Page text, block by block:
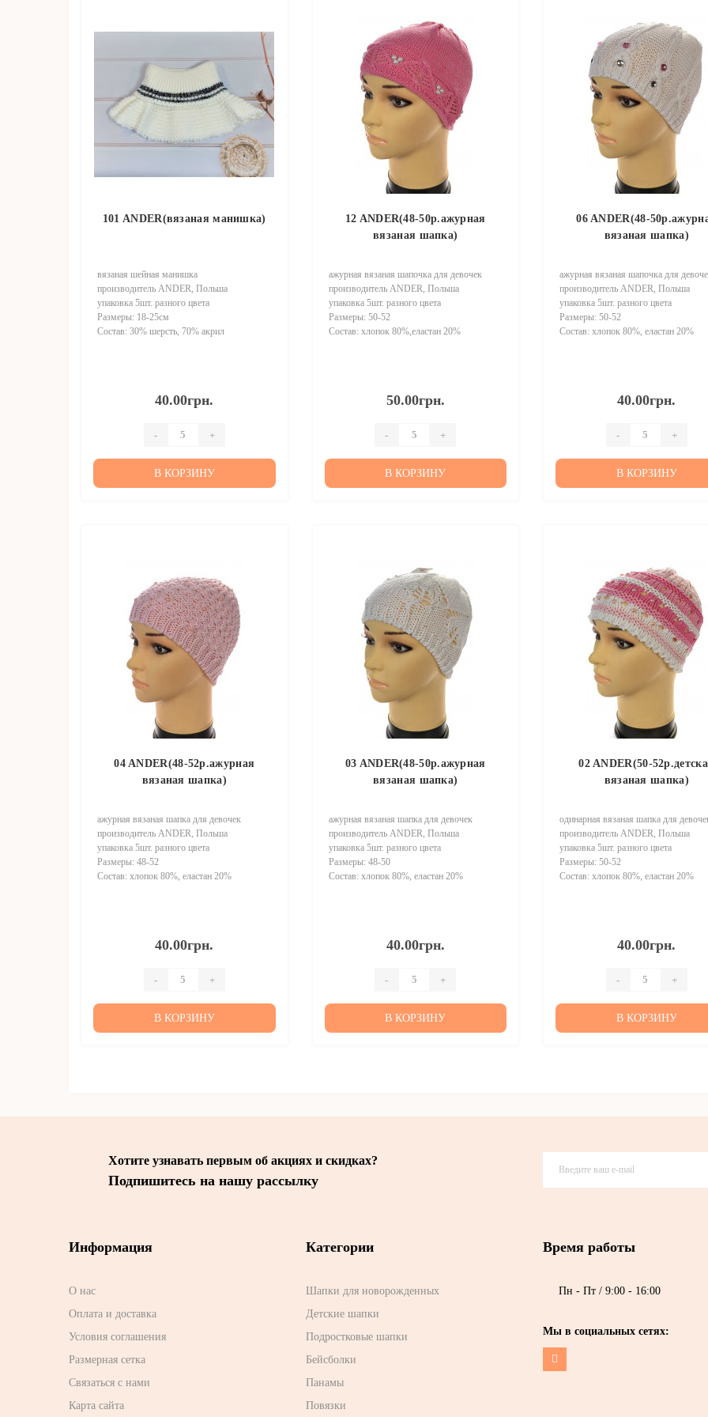
101 ANDER(вязаная манишка)
вязаная шейная манишка
производитель ANDER, Польша
упаковка 5шт. разного цвета
Размеры: 18-25см
Состав: 30% шерсть, 70% акрил
40.00грн.
- +
В КОРЗИНУ
12 ANDER(48-50р.ажурная
вязаная шапка)
ажурная вязаная шапочка для девочек
производитель ANDER, Польша
упаковка 5шт. разного цвета
Размеры: 50-52
Состав: хлопок 80%,еластан 20%
50.00грн.
- +
В КОРЗИНУ
06 ANDER(48-
вязаная шапка)
ажурная вязаная шапочка для
производитель ANDER, Польша
упаковка 5шт. разного цвета
Размеры: 50-52
Состав: хлопок 80%, еластан 20%
40.00грн.
- +
В КОРЗИНУ
04 ANDER(48-52р.ажурная
вязаная шапка)
ажурная вязаная шапка для девочек
производитель ANDER, Польша
упаковка 5шт. разного цвета
Размеры: 48-52
Состав: хлопок 80%, еластан 20%
40.00грн.
- +
В КОРЗИНУ
03 ANDER(48-50р.ажурная
вязаная шапка)
ажурная вязаная шапка для девочек
производитель ANDER, Польша
упаковка 5шт. разного цвета
Размеры: 48-50
Состав: хлопок 80%, еластан 20%
40.00грн.
- +
В КОРЗИНУ
02 ANDER(50-
вязаная шапка)
одинарная вязаная шапка для
производитель ANDER, Польша
упаковка 5шт. разного цвета
Размеры: 50-52
Состав: хлопок 80%, еластан 20%
40.00грн.
- +
В КОРЗИНУ
Хотите узнавать первым об акциях и скидках?
Подпишитесь на нашу рассылку
Информация
О нас
Оплата и доставка
Условия соглашения
Размерная сетка
Связаться с нами
Карта сайта
Категории
Шапки для новорожденных
Детские шапки
Подростковые шапки
Бейсболки
Панамы
Повязки
Время работы
Пн - Пт / 9:00 - 16:00
Мы в социальных сетях: